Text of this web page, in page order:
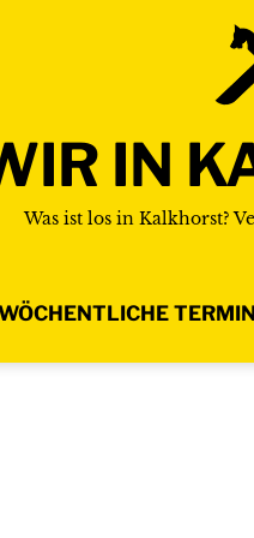
IN
Was ist los in Kalkhorst?